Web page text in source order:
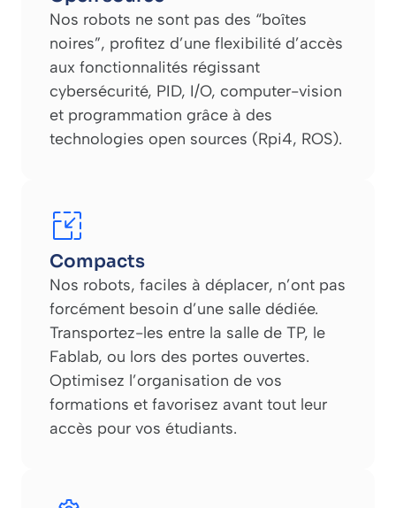
Nos robots ne sont pas des “boîtes
noires”, profitez d’une flexibilité d’accès
aux fonctionnalités régissant
cybersécurité, PID, I/O, computer-vision
et programmation grâce à des
technologies open sources (Rpi4, ROS).
Compacts
Nos robots, faciles à déplacer, n’ont pas
forcément besoin d’une salle dédiée.
Transportez-les entre la salle de TP, le
Fablab, ou lors des portes ouvertes.
Optimisez l’organisation de vos
formations et favorisez avant tout leur
accès pour vos étudiants.